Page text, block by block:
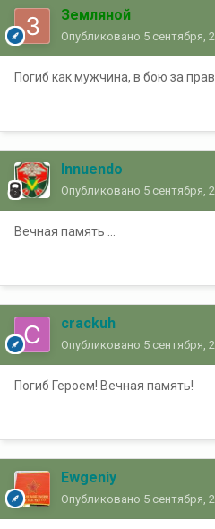
Земляной
Опубликовано 5 сентября,
Погиб как мужчина, в бою за
Innuendo
Опубликовано 5 сентября,
Вечная память ...
crackuh
Опубликовано 5 сентября,
Погиб Героем! Вечная память!
Ewgeniy
Опубликовано 5 сентября,